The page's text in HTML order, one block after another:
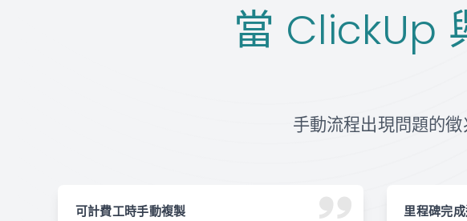
當 ClickUp
手動流程出現問題的
可計費工時手動複製 里程碑完